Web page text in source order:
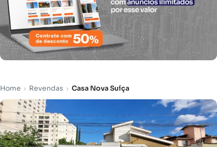
Home › Revendas › Casa Nova Suíça